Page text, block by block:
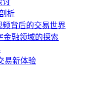
讨
析
频背后的交易世界
金融领域的探索
易新体验